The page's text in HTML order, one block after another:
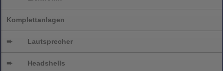
Komplettanlagen
➨ Lautsprecher
➨ Headshells